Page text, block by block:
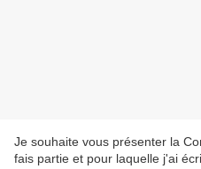
Je souhaite vous présenter la
fais partie et pour laquelle j'ai